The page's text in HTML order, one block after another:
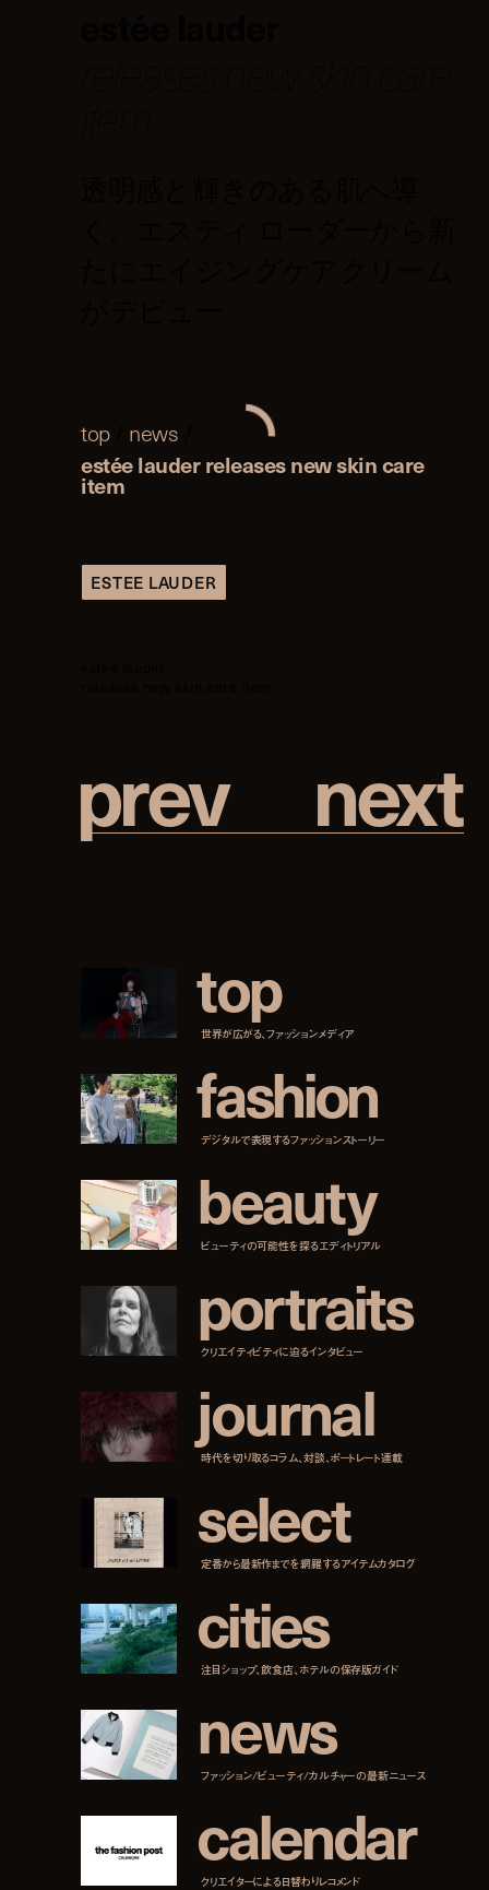
top/ news
estée lauder releases new skin care
item
ESTEE LAUDER
prev next
top
世界が広がる、ファッションメディア
fashion
デジタルで表現するファッションストーリー
beauty
ビューティの可能性を探るエディトリアル
portraits
クリエイティビティに迫るインタビュー
journal
時代を切り取るコラム、対談、ポートレート連載
select
定番から最新作までを網羅するアイテムカタログ
cities
注目ショップ、飲食店、ホテルの保存版ガイド
news
ファッション/ビューティ/カルチャーの最新ニュース
calendar
クリエイターによる日替わりレコメンド